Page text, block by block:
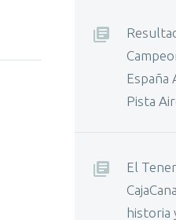
España
Pista
El
historia